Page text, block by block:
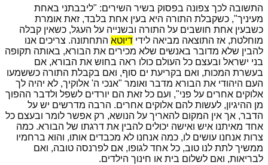
התשובה לכך צפונה בפסוק בשיר השירים: "ליבבתני באחת
מעיניך", כשקבלת התורה היא בעין אחת בלבד, זאת אומרת
כשבעין אחת חושבים על התורה ובשנייה על העגל, כשאין קבלה
מוחלטת, אז התוצאה מביאה לידי דיוטא התחתונה. צריכים אנו
להבין שלא מדובר באנשים שלא מכירים את הבורא, באותה תקופה
בני ישראל ובעצם כל העולם כולו ראה בחוש את הבורא, אם
בעשרת המכות, ואם בקריעת ים סוף, ואם בקבלת התורה כששמעו
העם היהודי את הבורא מדבר ואומר "אנכי ה' אלוקיך, לא יהיה לך
אלוקים אחרים על פני", ועם כל זאת הם יורדים לשפל ולדבר ההפוך
מן ההיגיון, לעשות להם אלוקים אחרים. הרבה מדרשים יש על
הדבר, אך אין המקום להאריך על הנושא, רק אפשר לומר ובעצם כל
אחד מאיתנו איש ואישה יכולים להבין את דרגתו של הבורא. כמה
צרות אנחנו עושים לו, כמה אנחנו לא מכבדים אותו, והוא ברחמיו
ממשיך לתת לנו טוב, כל אחד לגופו, אם לפרנסה טובה, ואם
לבריאות, ואם לשלום בית או חינוך הילדים.